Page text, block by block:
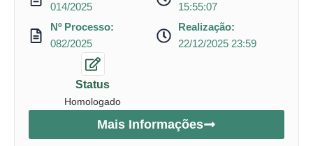
014/2025
Nº Processo:
082/2025
15:55:07
Realização:
22/12/2025 23:59
Status
Homologado
Mais Informações